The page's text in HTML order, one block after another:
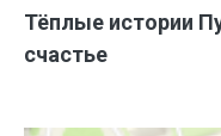
Тёплые истории
счастье